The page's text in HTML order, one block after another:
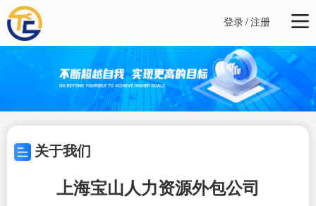
登录/注册
关于我们
上海宝山人力资源外包公司